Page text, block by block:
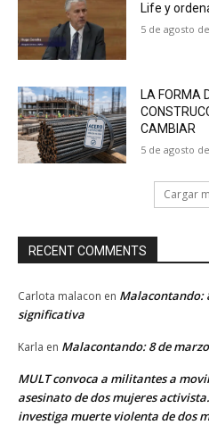
Life y
5 de agosto
LA FORMA
CAMBIAR
5 de agosto
Cargar
RECENT COMMENTS
Carlota malacon en Malacontando:
significativa
Karla en Malacontando: 8 de
MULT convoca a militantes a
asesinato de dos mujeres activista.
investiga muerte violenta de dos